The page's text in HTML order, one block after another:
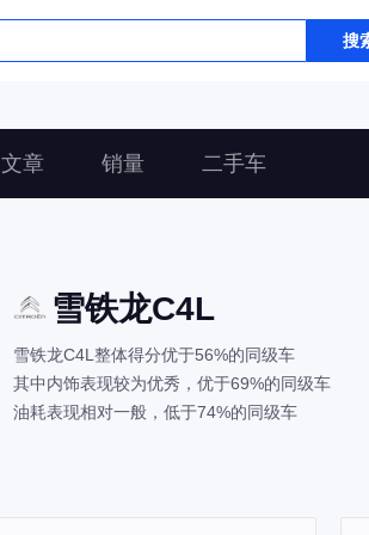
搜
文章 销量 二手车
雪铁龙C4L
雪铁龙C4L整体得分优于56%的同级车
其中内饰表现较为优秀，优于69%的同级车
油耗表现相对一般，低于74%的同级车